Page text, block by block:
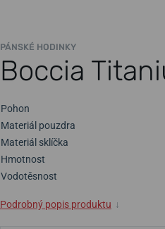
PÁNSKÉ HODINKY
Boccia
Pohon
Materiál pouzdra
Materiál sklíčka
Hmotnost
Vodotěsnost
Podrobný popis produktu ↓